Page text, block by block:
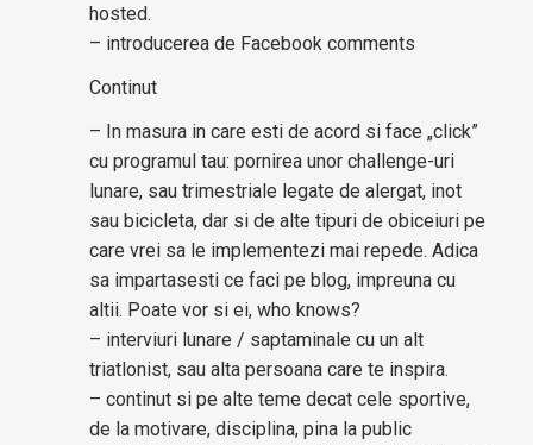
hosted.
– introducerea de Facebook comments
Continut
– In masura in care esti de acord si face „click”
cu programul tau: pornirea unor challenge-uri
lunare, sau trimestriale legate de alergat, inot
sau bicicleta, dar si de alte tipuri de obiceiuri pe
care vrei sa le implementezi mai repede. Adica
sa impartasesti ce faci pe blog, impreuna cu
altii. Poate vor si ei, who knows?
– interviuri lunare / saptaminale cu un alt
triatlonist, sau alta persoana care te inspira.
– continut si pe alte teme decat cele sportive,
de la motivare, disciplina, pina la public